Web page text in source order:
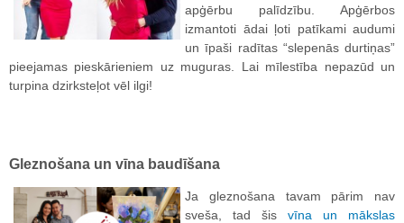
apģērbu palīdzību. Apģērbos
izmantoti ādai ļoti patīkami audumi
un īpaši radītas “slepenās durtiņas”
pieejamas pieskārieniem uz muguras. Lai mīlestība nepazūd un
turpina dzirksteļot vēl ilgi!
Gleznošana un vīna baudīšana
Ja gleznošana tavam pārim nav
sveša, tad šis vīna un mākslas